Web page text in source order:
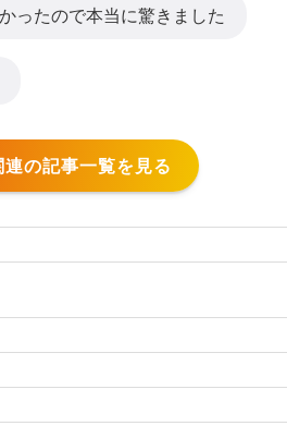
ったので本当に驚きました
の記事一覧を見る